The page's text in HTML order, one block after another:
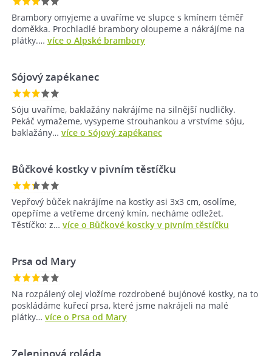
Brambory omyjeme a uvaříme ve slupce s kmínem téměř
doměkka. Prochladlé brambory oloupeme a nákrájíme na
plátky.… více o Alpské brambory
Sójový zapékanec
Sóju uvaříme, baklažány nakrájíme na silnější nudličky.
Pekáč vymažeme, vysypeme strouhankou a vrstvíme sóju,
baklažány… více o Sójový zapékanec
Bůčkové kostky v pivním těstíčku
Vepřový bůček nakrájíme na kostky asi 3x3 cm, osolíme,
opepříme a vetřeme drcený kmín, necháme odležet.
Těstíčko: z… více o Bůčkové kostky v pivním těstíčku
Prsa od Mary
Na rozpálený olej vložíme rozdrobené bujónové kostky, na to
poskládáme kuřecí prsa, které jsme nakrájeli na malé
plátky… více o Prsa od Mary